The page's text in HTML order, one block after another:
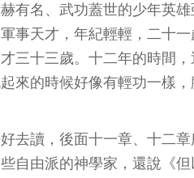
有名、武功蓋世的少年英
事天才，年紀輕輕，二十
三十三歲。十二年的時間
來的時候好像有輕功一樣，
去讀，後面十一章、十二
自由派的神學家，還說《